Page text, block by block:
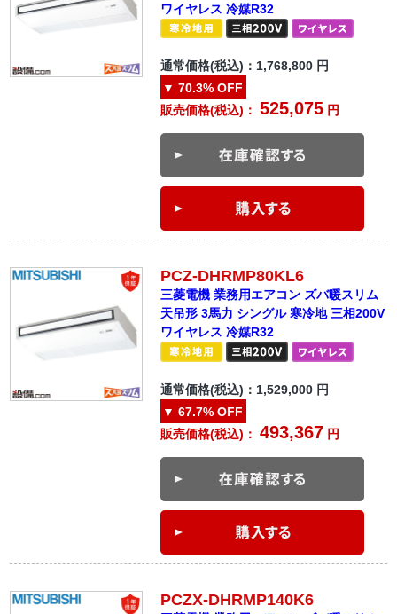
ワイヤレス 冷媒R32
通常価格(税込)：1,768,800 円
▼ 70.3% OFF
販売価格(税込)：525,075 円
PCZ-DHRMP80KL6
三菱電機 業務用エアコン ズバ暖スリム
天吊形 3馬力 シングル 寒冷地 三相200V
ワイヤレス 冷媒R32
通常価格(税込)： 1,529,000 円
▼ 67.7% OFF
販売価格(税込)：493,367 円
PCZX-DHRMP140K6